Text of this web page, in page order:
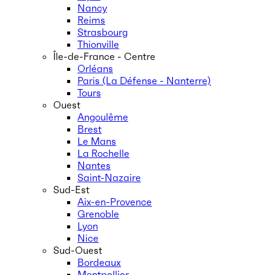
Nancy
Reims
Strasbourg
Thionville
Île-de-France - Centre
Orléans
Paris (La Défense - Nanterre)
Tours
Ouest
Angoulême
Brest
Le Mans
La Rochelle
Nantes
Saint-Nazaire
Sud-Est
Aix-en-Provence
Grenoble
Lyon
Nice
Sud-Ouest
Bordeaux